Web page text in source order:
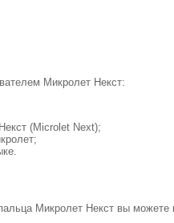
Микролет Некст:
(Microlet Next);
Микролет Некст вы